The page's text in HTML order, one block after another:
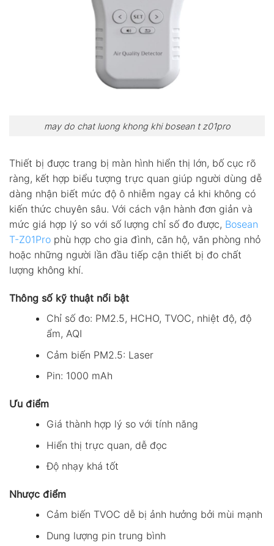
may do chat luong khong khi bosean t z01pro
Thiết bị được trang bị màn hình hiển thị lớn, bố cục rõ
ràng, kết hợp biểu tượng trực quan giúp người dùng dễ
dàng nhận biết mức độ ô nhiễm ngay cả khi không có
kiến thức chuyên sâu. Với cách vận hành đơn giản và
mức giá hợp lý so với số lượng chỉ số đo được, Bosean
T-Z01Pro phù hợp cho gia đình, căn hộ, văn phòng nhỏ
hoặc những người lần đầu tiếp cận thiết bị đo chất
lượng không khí.
Thông số kỹ thuật nổi bật
Chỉ số đo: PM2.5, HCHO, TVOC, nhiệt độ, độ
ẩm, AQI
Cảm biến PM2.5: Laser
Pin: 1000 mAh
Ưu điểm
Giá thành hợp lý so với tính năng
Hiển thị trực quan, dễ đọc
Độ nhạy khá tốt
Nhược điểm
Cảm biến TVOC dễ bị ảnh hưởng bởi mùi mạnh
Dung lượng pin trung bình